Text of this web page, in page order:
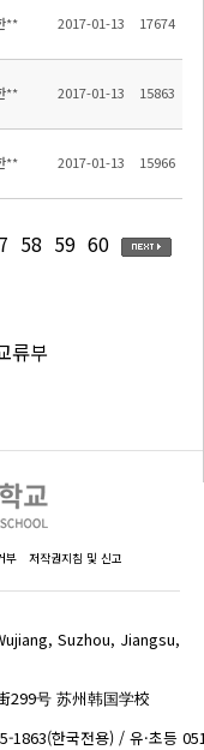
** 2017-01-13 17674
** 2017-01-13 15863
** 2017-01-13 15966
58 59 60
류부
부 저작권지침 및 신고
Suzhou, Jiangsu,
299号 苏州韩国学校
1863(한국전용) / 유·초등